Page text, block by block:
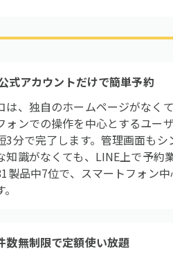
式アカウントだけで簡単予約
は、独自のホームページがなく
ォンでの操作を中心とするユー
3分で完了します。管理画面も
知識がなくても、LINE上で予約
製品中7位で、スマートフォン
数無制限で定額使い放題